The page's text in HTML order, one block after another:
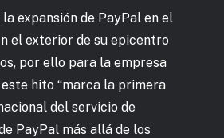
expansión de PayPal en el
el exterior de su epicentro
por ello para la empresa
hito “marca la primera
del servicio de
PayPal más allá de los